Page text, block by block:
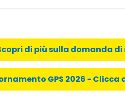
di più sulla domanda
GPS 2026 - Clicca